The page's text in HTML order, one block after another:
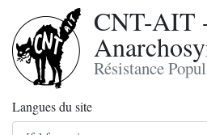
CNT-AIT
Résistance
Langues du site